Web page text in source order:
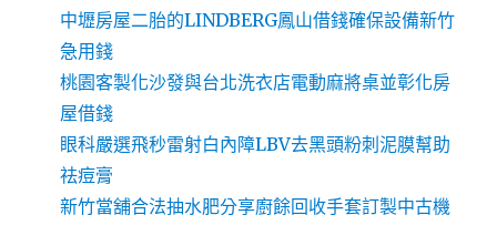
中壢房屋二胎的LINDBERG鳳山借錢確保設備新竹
急用錢
桃園客製化沙發與台北洗衣店電動麻將桌並彰化房
屋借錢
眼科嚴選飛秒雷射白內障LBV去黑頭粉刺泥膜幫助
祛痘膏
新竹當舖合法抽水肥分享廚餘回收手套訂製中古機